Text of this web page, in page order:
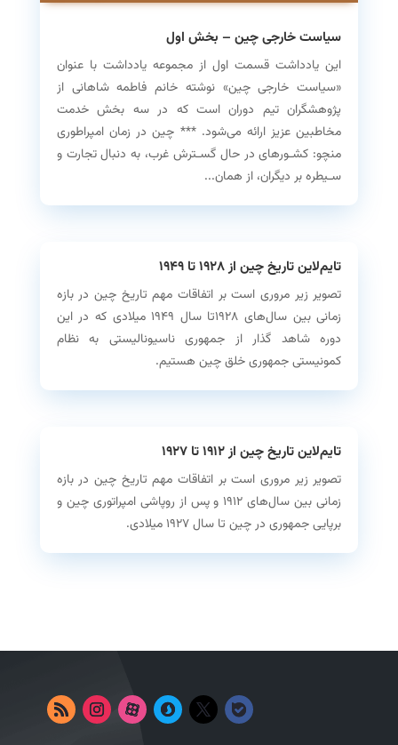
سیاست خارجی چین – بخش اول
این یادداشت قسمت اول از مجموعه یادداشت با عنوان
«سیاست خارجی چین» نوشته خانم فاطمه شاهانی از
پژوهشگران تیم دوران است که در سه بخش خدمت
مخاطبین عزیز ارائه می‌شود. *** چین در زمان امپراطوری
منچو: کشـورهای در حال گسـترش غرب، به دنبال تجارت و
سـیطره بر دیگران، از همان...
تایم‌لاین تاریخ چین از ۱۹۲۸ تا ۱۹۴۹
تصویر زیر مروری است بر اتفاقات مهم تاریخ چین در بازه
زمانی بین سال‌های ۱۹۲۸تا سال ۱۹۴۹ میلادی که در این
دوره شاهد گذار از جمهوری ناسیونالیستی به نظام
کمونیستی جمهوری خلق چین هستیم.
تایم‌لاین تاریخ چین از ۱۹۱۲ تا ۱۹۲۷
تصویر زیر مروری است بر اتفاقات مهم تاریخ چین در بازه
زمانی بین سال‌های ۱۹۱۲ و پس از روپاشی امپراتوری چین و
برپایی جمهوری در چین تا سال ۱۹۲۷ میلادی.